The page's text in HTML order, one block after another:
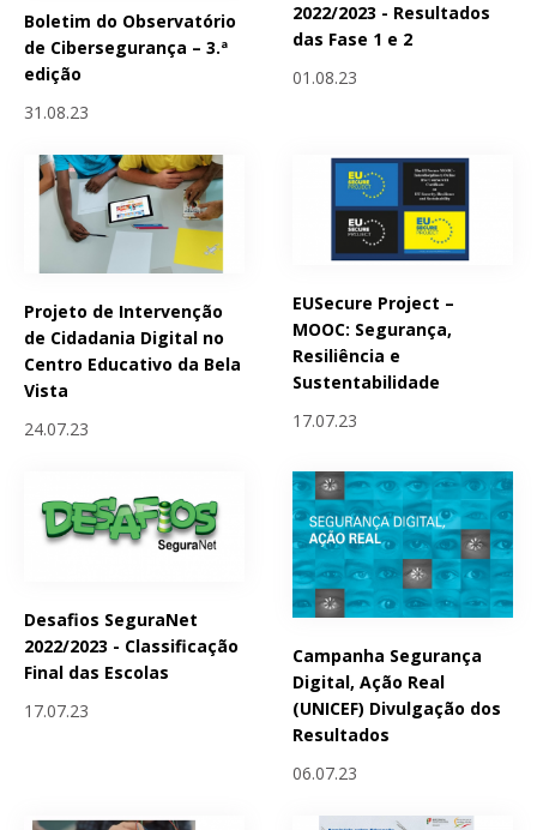
Boletim do Observatório
de Cibersegurança – 3.ª
edição
31.08.23
2022/2023 - Resultados
das Fase 1 e 2
01.08.23
Projeto de Intervenção
de Cidadania Digital no
Centro Educativo da Bela
Vista
24.07.23
EUSecure Project –
MOOC: Segurança,
Resiliência e
Sustentabilidade
17.07.23
Desafios SeguraNet
2022/2023 - Classificação
Final das Escolas
17.07.23
Campanha Segurança
Digital, Ação Real
(UNICEF) Divulgação dos
Resultados
06.07.23